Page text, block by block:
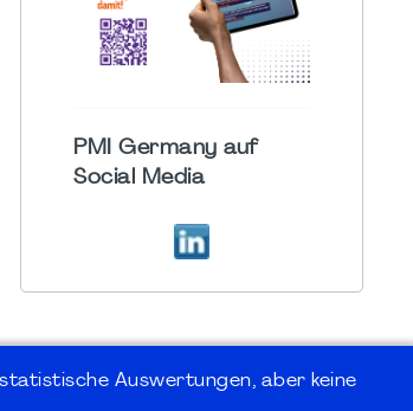
PMI Germany auf
Social Media
Auswertungen, aber keine